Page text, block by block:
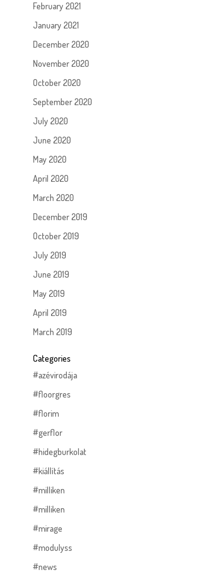
February 2021
January 2021
December 2020
November 2020
October 2020
September 2020
July 2020
June 2020
May 2020
April 2020
March 2020
December 2019
October 2019
July 2019
June 2019
May 2019
April 2019
March 2019
Categories
#azévirodája
#floorgres
#florim
#gerflor
#hidegburkolat
#kiállítás
#milliken
#milliken
#mirage
#modulyss
#news